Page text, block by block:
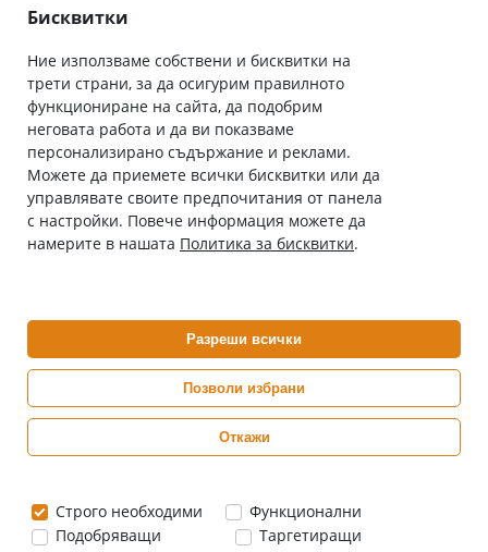
Общи условия
Абонирай се за нашия бюлетин
С абонамента се съгласявам сПолитиката за лични данни.
Онлайн аптека, част от аптеки „Ванчева“
ePharm е лицензирана онлайн аптека от
Изпълнителна Агенция по Лекарствата
0882 444 666
Цените са в евро / лева с включен ДДС
Бисквитки
Ние използваме собствени и бисквитки на
трети страни, за да осигурим правилното
функциониране на сайта, да подобрим
неговата работа и да ви показваме
персонализирано съдържание и реклами.
Можете да приемете всички бисквитки или да
управлявате своите предпочитания от панела
с настройки. Повече информация можете да
намерите в нашата Политика за бисквитки.
Разреши всички
Позволи избрани
Откажи
Строго необходими
Функционални
Подобряващи
Таргетиращи